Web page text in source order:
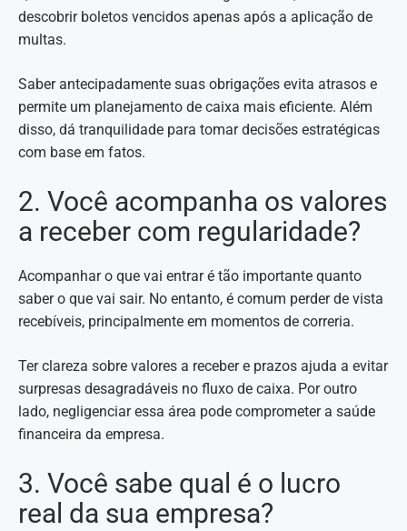
descobrir boletos vencidos apenas após a aplicação de
multas.
Saber antecipadamente suas obrigações evita atrasos e
permite um planejamento de caixa mais eficiente. Além
disso, dá tranquilidade para tomar decisões estratégicas
com base em fatos.
2. Você acompanha os valores
a receber com regularidade?
Acompanhar o que vai entrar é tão importante quanto
saber o que vai sair. No entanto, é comum perder de vista
recebíveis, principalmente em momentos de correria.
Ter clareza sobre valores a receber e prazos ajuda a evitar
surpresas desagradáveis no fluxo de caixa. Por outro
lado, negligenciar essa área pode comprometer a saúde
financeira da empresa.
3. Você sabe qual é o lucro
real da sua empresa?